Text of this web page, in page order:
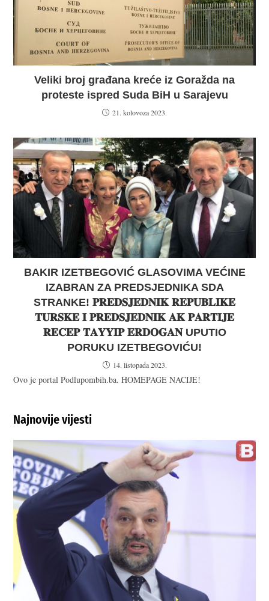
Veliki broj građana kreće iz Goražda na
proteste ispred Suda BiH u Sarajevu
21. kolovoza 2023.
BAKIR IZETBEGOVIĆ GLASOVIMA VEĆINE
IZABRAN ZA PREDSJEDNIKA SDA
STRANKE! 𝐏𝐑𝐄𝐃𝐒𝐉𝐄𝐃𝐍𝐈𝐊 𝐑𝐄𝐏𝐔𝐁𝐋𝐈𝐊𝐄
𝐓𝐔𝐑𝐒𝐊𝐄 𝐈 𝐏𝐑𝐄𝐃𝐒𝐉𝐄𝐃𝐍𝐈𝐊 𝐀𝐊 𝐏𝐀𝐑𝐓𝐈𝐉𝐄
𝐑𝐄𝐂𝐄𝐏 𝐓𝐀𝐘𝐘𝐈𝐏 𝐄𝐑𝐃𝐎𝐆𝐀𝐍 UPUTIO
PORUKU IZETBEGOVIĆU!
14. listopada 2023.
Ovo je portal Podlupombih.ba. HOMEPAGE NACIJE!
Najnovije vijesti